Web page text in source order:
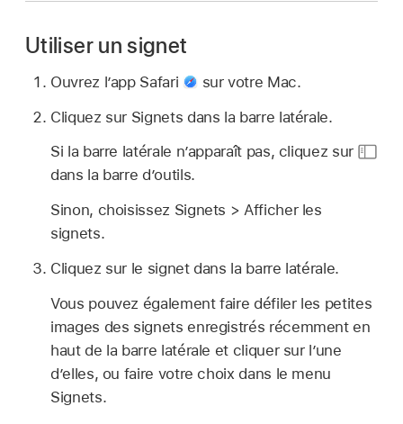
Utiliser un signet
Ouvrez l’app Safari
sur votre Mac.
Cliquez sur Signets dans la barre latérale.
Si la barre latérale n’apparaît pas, cliquez sur
dans la barre d’outils.
Sinon, choisissez Signets > Afficher les
signets.
Cliquez sur le signet dans la barre latérale.
Vous pouvez également faire défiler les petites
images des signets enregistrés récemment en
haut de la barre latérale et cliquer sur l’une
d’elles, ou faire votre choix dans le menu
Signets.